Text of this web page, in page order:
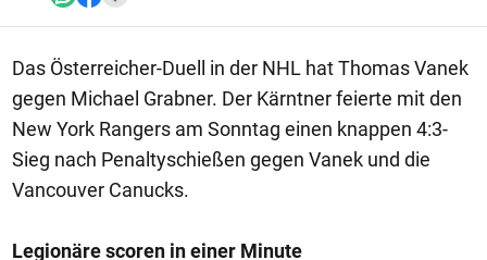
Das Österreicher-Duell in der NHL hat Thomas Vanek
gegen Michael Grabner. Der Kärntner feierte mit den
New York Rangers am Sonntag einen knappen 4:3-
Sieg nach Penaltyschießen gegen Vanek und die
Vancouver Canucks.
Legionäre scoren in einer Minute